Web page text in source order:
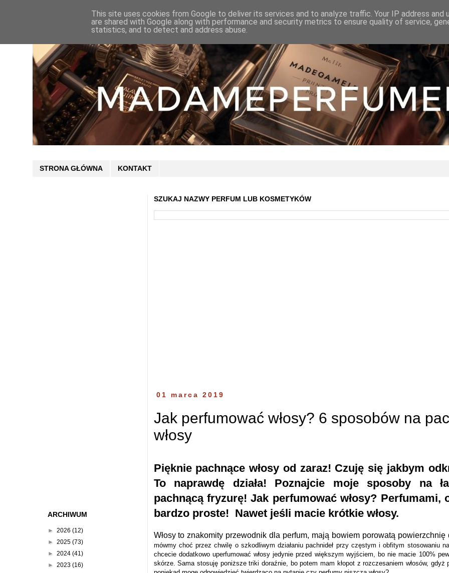
STRONA GŁÓWNA KONTAKT
SZUKAJ NAZWY PERFUM LUB KOSMETYKÓW
01 marca 2019
Jak perfumować włosy? 6 sposobów na
włosy
Pięknie pachnące włosy od zaraz! Czuję się jakbym
To naprawdę działa! Poznajcie moje sposoby na
pachnącą fryzurę! Jak perfumować włosy? Perfumami,
bardzo proste! Nawet jeśli macie krótkie włosy.
Włosy to znakomity przewodnik dla perfum, mają bowiem porowatą powierzchnię
mówmy choć przez chwilę o szkodliwym działaniu pachnideł przy częstym i obfitym stosowaniu
chcecie dodatkowo uperfumować włosy jedynie przed większym wyjściem, bo nie macie 100%
skórze. Sama stosuję poniższe triki doraźnie, bo potem mam kłopot z rozczesaniem włosów, gdyż
ARCHIWUM
► 2026 (12)
► 2025 (73)
► 2024 (41)
► 2023 (16)
This site uses cookies from Google to deliver its services and to analyze traffic. Your IP address and
are shared with Google along with performance and security metrics to ensure quality of service,
statistics, and to detect and address abuse.